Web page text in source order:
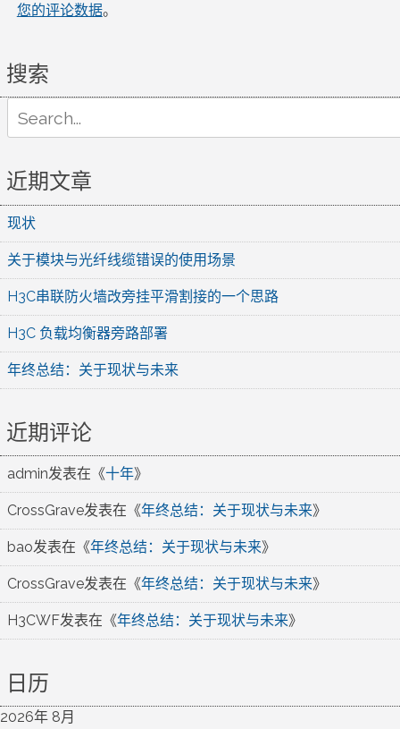
您的评论数据。
搜索
for:
近期文章
现状
关于模块与光纤线缆错误的使用场景
H3C串联防火墙改旁挂平滑割接的一个思路
H3C 负载均衡器旁路部署
年终总结：关于现状与未来
近期评论
admin发表在《十年》
CrossGrave发表在《年终总结：关于现状与未来》
bao发表在《年终总结：关于现状与未来》
CrossGrave发表在《年终总结：关于现状与未来》
H3CWF发表在《年终总结：关于现状与未来》
日历
2026年 8月